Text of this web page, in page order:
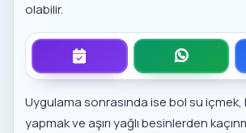
olabilir.
Uygulama sonrasında ise bol su
yapmak ve aşırı yağlı besinlerden